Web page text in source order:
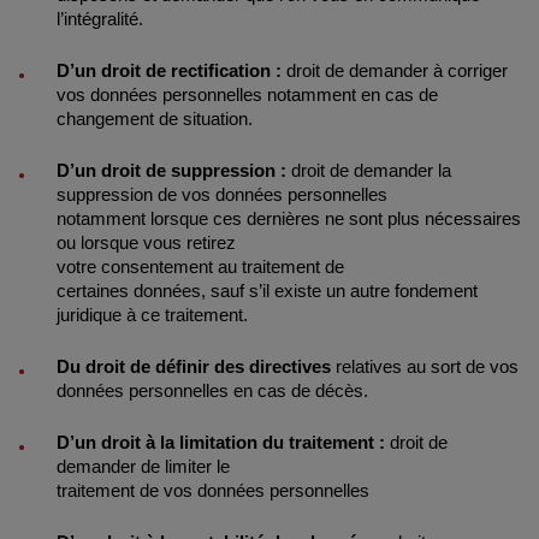
l’intégralité. ​
D’un droit de rectification : droit de demander à corriger
vos données personnelles notamment en cas de
changement de situation.
D’un droit de suppression : droit de demander la
suppression de vos données personnelles
notamment lorsque ces dernières ne sont plus nécessaires
ou lorsque vous retirez
votre consentement au traitement de
certaines données, sauf s’il existe un autre fondement
juridique à ce traitement.
Du droit de définir des directives relatives au sort de vos
données personnelles en cas de décès.
D’un droit à la limitation du traitement : droit de
demander de limiter le
traitement de vos données personnelles